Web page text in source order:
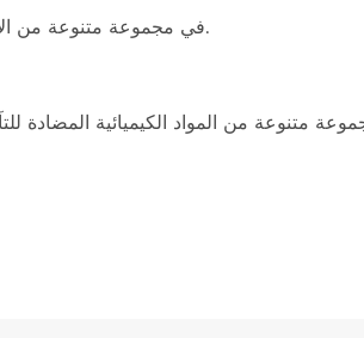
يمكن معالجة أنبوب مصبوب PTFE في مجموعة متنوعة من الأختام ، حشيات.